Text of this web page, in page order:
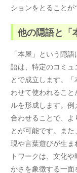
ションをとることが
他の隠語と「
「本屋」という隠
語は、特定のコミ
とで成立します。
わせて使われるこ
ルを形成します。
合わせることで、
とが可能です。ま
現や言葉遊びが生
トワークは、文化
かさを象徴する一面